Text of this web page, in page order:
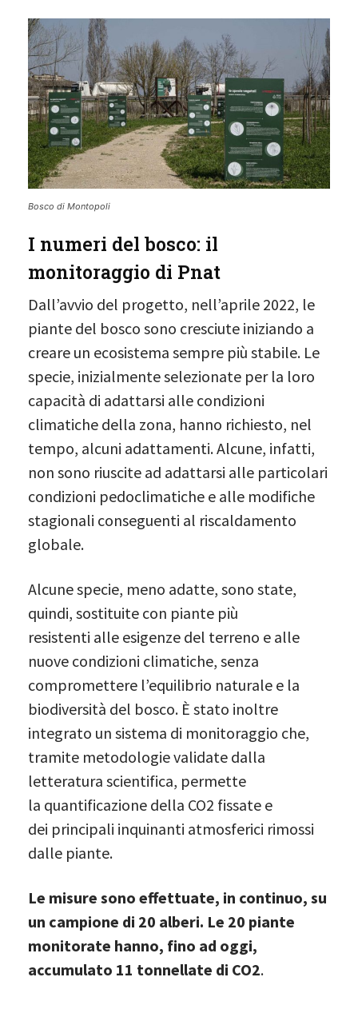
Bosco di Montopoli
I numeri del bosco: il
monitoraggio di Pnat
Dall’avvio del progetto, nell’aprile 2022, le
piante del bosco sono cresciute iniziando a
creare un ecosistema sempre più stabile. Le
specie, inizialmente selezionate per la loro
capacità di adattarsi alle condizioni
climatiche della zona, hanno richiesto, nel
tempo, alcuni adattamenti. Alcune, infatti,
non sono riuscite ad adattarsi alle particolari
condizioni pedoclimatiche e alle modifiche
stagionali conseguenti al riscaldamento
globale.
Alcune specie, meno adatte, sono state,
quindi, sostituite con piante più
resistenti alle esigenze del terreno e alle
nuove condizioni climatiche, senza
compromettere l’equilibrio naturale e la
biodiversità del bosco. È stato inoltre
integrato un sistema di monitoraggio che,
tramite metodologie validate dalla
letteratura scientifica, permette
la quantificazione della CO2 fissate e
dei principali inquinanti atmosferici rimossi
dalle piante.
Le misure sono effettuate, in continuo, su
un campione di 20 alberi. Le 20 piante
monitorate hanno, fino ad oggi,
accumulato 11 tonnellate di CO2.